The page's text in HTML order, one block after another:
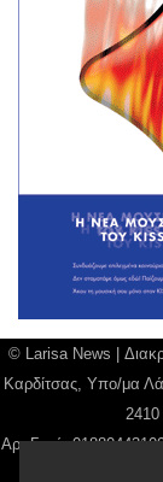
© Larisa News |
Καρδίτσας, Υπο/μα
Αρ. Γεμή:
Παναγιώτης